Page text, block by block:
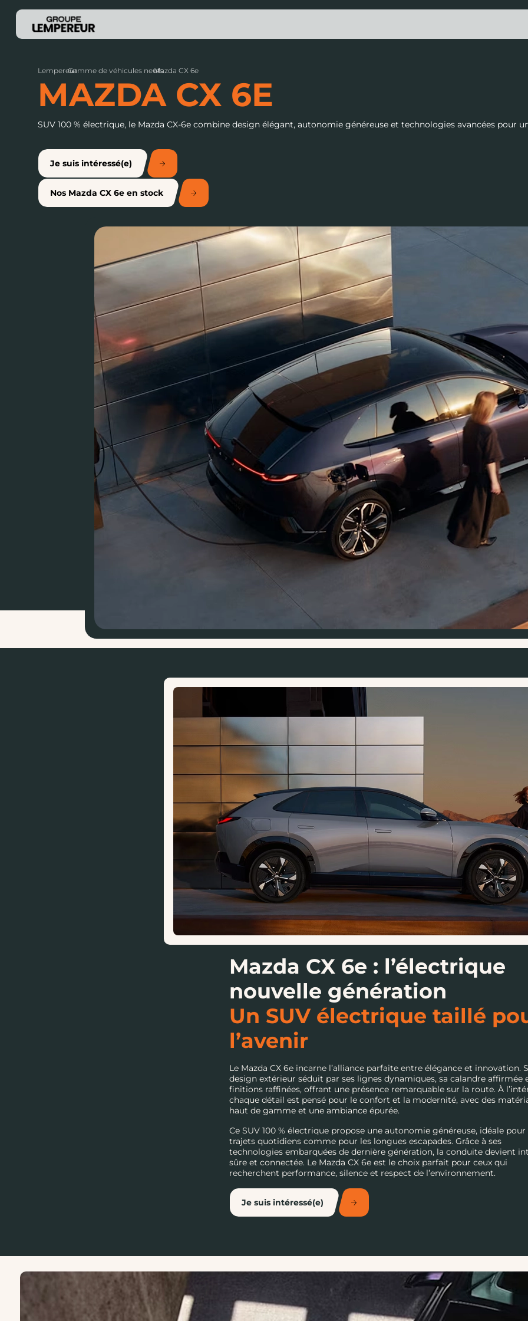
Lempereur
›
Gamme de véhicules neufs
›
Mazda CX 6e
MAZDA CX 6E
SUV 100 % électrique, le Mazda CX-6e combine design élégant, autonomie généreuse et technologies avancées pour
Je suis intéressé(e)
Nos Mazda CX 6e en stock
Mazda CX 6e : l’électrique
nouvelle génération
Un SUV électrique taillé
l’avenir
Le Mazda CX 6e incarne l’alliance parfaite entre élégance et innovation.
design extérieur séduit par ses lignes dynamiques, sa calandre affirmée
finitions raffinées, offrant une présence remarquable sur la route. À
chaque détail est pensé pour le confort et la modernité, avec des
haut de gamme et une ambiance épurée.
Ce SUV 100 % électrique propose une autonomie généreuse, idéale pour
trajets quotidiens comme pour les longues escapades. Grâce à ses
technologies embarquées de dernière génération, la conduite devient
sûre et connectée. Le Mazda CX 6e est le choix parfait pour ceux qui
recherchent performance, silence et respect de l’environnement.
Je suis intéressé(e)